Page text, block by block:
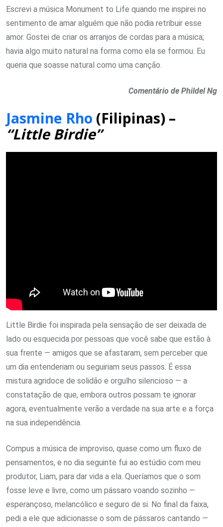
Escrevi a música Monument to Life quando me inspirei no
sentimento de amar alguém que não podia retribuir esse
amor. Gostei de criar os arranjos de cordas para a música;
havia algo muito natural na forma como ela se formou. Eu
queria que soasse natural como uma canção.
Comentário de Phildel Ng
Jasmine Rho (Filipinas) –
“Little Birdie”
Little Birdie foi inspirada pela sensação de ser deixada de
lado ou esquecida por pessoas que você sabe que estão à
sua frente — amigos que se afastaram, sem perceber que
um dia entenderiam ou seguiriam seus passos. É essa
mistura agridoce de solidão e orgulho silencioso — a
constatação de que, embora outros possam te ignorar
agora, eventualmente verão a verdade na sua arte e a força
na sua independência.
Compus a música de improviso, quase como um fluxo de
pensamentos, e no dia seguinte fui ao estúdio com meu
produtor, Liam, para dar vida a ela. Queríamos que o som
fosse leve e livre, como um pássaro voando sozinho —
esperançoso, melancólico e seguro de si. No final da faixa,
pedi a ele que adicionasse o som de pássaros cantando —